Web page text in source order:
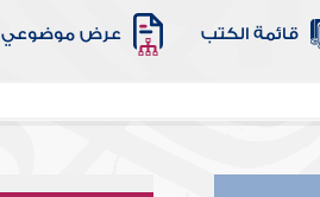
قائمة الكتب عرض موضوعي